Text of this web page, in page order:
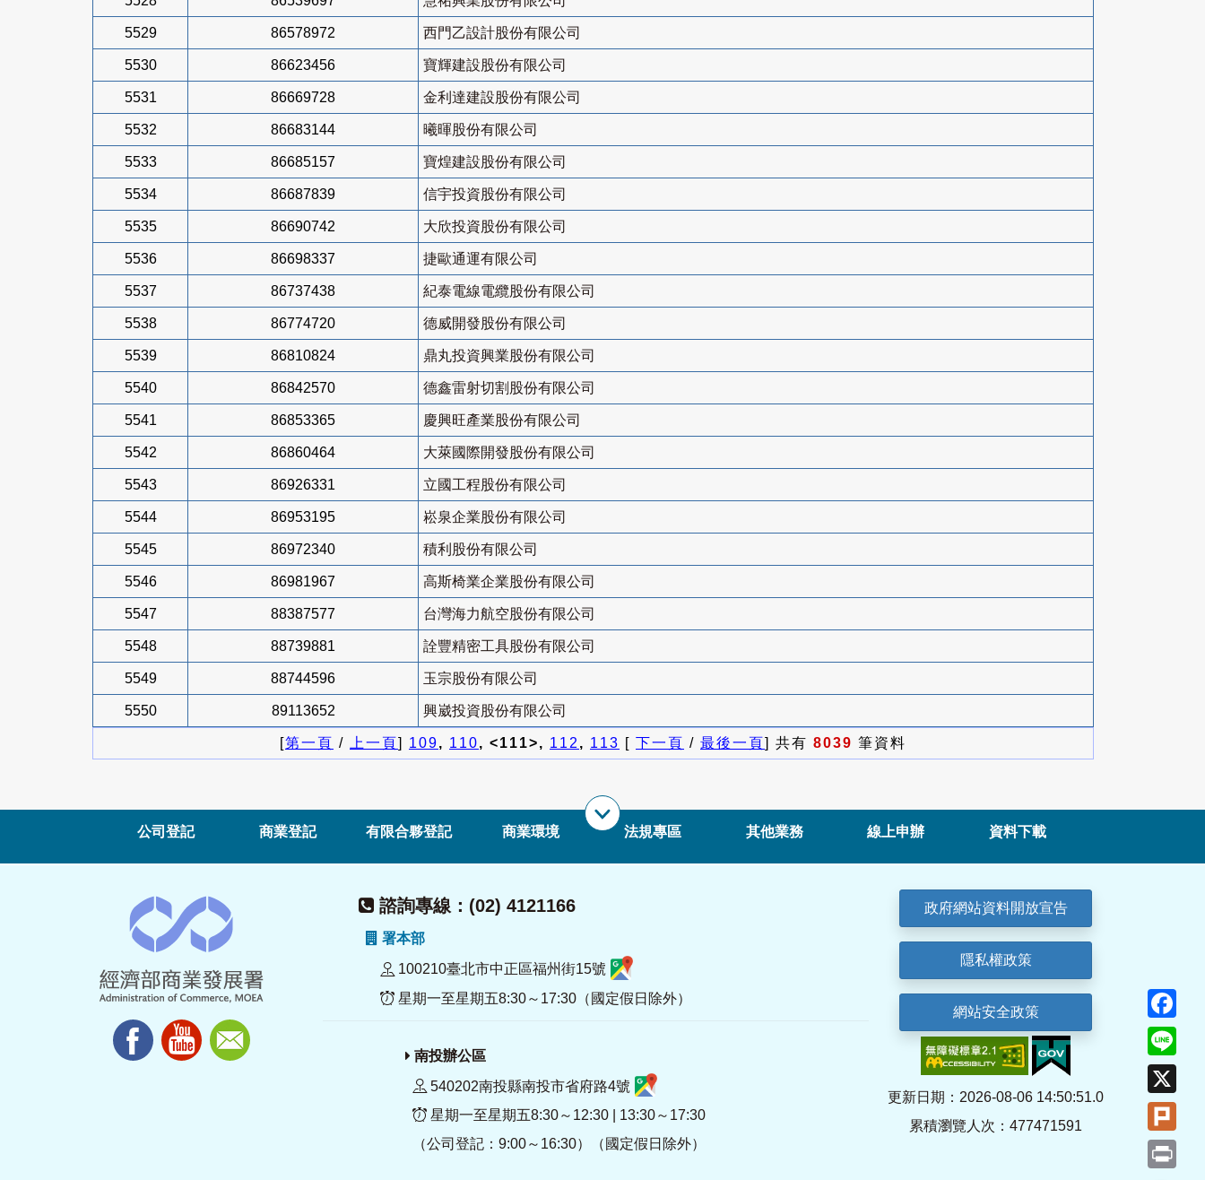
5529 86578972 西門乙設計股份有限公司
5530 86623456 寶輝建設股份有限公司
5531 86669728 金利達建設股份有限公司
5532 86683144 曦暉股份有限公司
5533 86685157 寶煌建設股份有限公司
5534 86687839 信宇投資股份有限公司
5535 86690742 大欣投資股份有限公司
5536 86698337 捷歐通運有限公司
5537 86737438 紀泰電線電纜股份有限公司
5538 86774720 德威開發股份有限公司
5539 86810824 鼎丸投資興業股份有限公司
5540 86842570 德鑫雷射切割股份有限公司
5541 86853365 慶興旺產業股份有限公司
5542 86860464 大萊國際開發股份有限公司
5543 86926331 立國工程股份有限公司
5544 86953195 崧泉企業股份有限公司
5545 86972340 積利股份有限公司
5546 86981967 高斯椅業企業股份有限公司
5547 88387577 台灣海力航空股份有限公司
5548 88739881 詮豐精密工具股份有限公司
5549 88744596 玉宗股份有限公司
5550 89113652 興崴投資股份有限公司
[第一頁 / 上一頁] 109, 110, <111>, 112, 113 [ 下一頁 / 最後一頁] 共有 8039 筆資料
公司登記 商業登記 有限合夥登記 商業環境 法規專區 其他業務 線上申辦 資料下載
諮詢專線：(02) 4121166
署本部
100210臺北市中正區福州街15號
星期一至星期五8:30～17:30（國定假日除外）
南投辦公區
540202南投縣南投市省府路4號
星期一至星期五8:30～12:30 | 13:30～17:30
（公司登記：9:00～16:30）（國定假日除外）
政府網站資料開放宣告
隱私權政策
網站安全政策
更新日期：2026-08-06 14:50:51.0
累積瀏覽人次：477471591